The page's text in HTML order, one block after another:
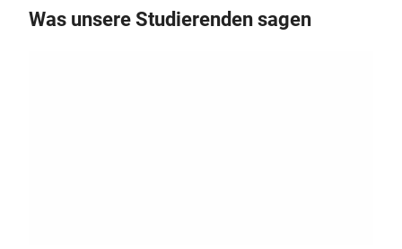
Was unsere Studierenden sagen